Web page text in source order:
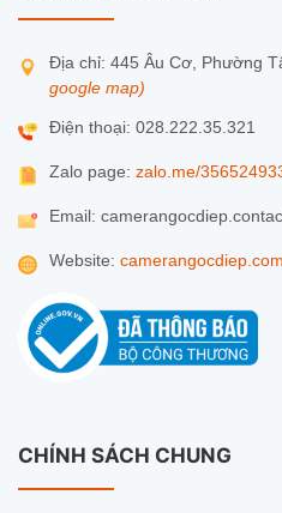
Địa chỉ: 445 Âu Cơ, Phường
google map)
Điện thoại: 028.222.35.321
Zalo page: zalo.me/
Email:
Website: camerangocdiep.com
CHÍNH SÁCH CHUNG